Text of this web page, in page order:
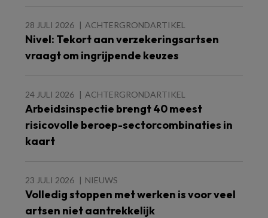
28 JULI 2026 ACHTERGRONDARTIKEL
Nivel: Tekort aan verzekeringsartsen
vraagt om ingrijpende keuzes
24 JULI 2026 ACHTERGRONDARTIKEL
Arbeidsinspectie brengt 40 meest
risicovolle beroep-sectorcombinaties in
kaart
23 JULI 2026 NIEUWS
Volledig stoppen met werken is voor veel
artsen niet aantrekkelijk